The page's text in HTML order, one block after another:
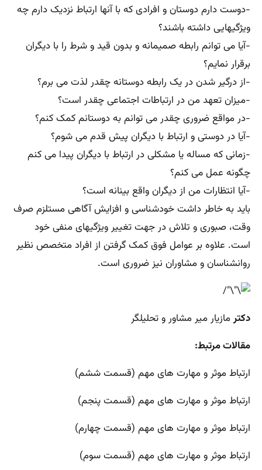
-دوست دارم دوستان و افرادی که با آنها ارتباط نزدیک دارم چه
ویژگیهایی داشته باشند؟
-آیا می توانم رابطه صمیمانه و بدون قید و شرط را با دیگران
برقرار نمایم؟
-از درگیر شدن در یک رابطه دوستانه چقدر لذت می برم؟
-میزان تعهد من در ارتباطات اجتماعی چقدر است؟
-در مواقع ضروری چقدر می توانم به دوستانم کمک کنم؟
-آیا در دوستی و ارتباط با دیگران پیش قدم می شوم؟
-زمانی که مساله یا مشکلی در ارتباط با دیگران پیدا می کنم
چگونه عمل می کنم؟
-آیا انتظارات من از دیگران واقع بینانه است؟
باید به خاطر داشت خودشناسی و افزایش آگاهی مستلزم صرف
وقت، صبوری و تلاش در جهت تغییر ویژگیهای منفی خود
است. علاوه بر عوامل فوق کمک گرفتن از افراد متخصص نظیر
روانشناسان و مشاوران نیز ضروری است.
دکترمازیار میر مشاور و تحلیلگر
مقالات مرتبط:
ارتباط موثر و مهارت های مهم (قسمت ششم)
ارتباط موثر و مهارت های مهم (قسمت پنجم)
ارتباط موثر و مهارت های مهم (قسمت چهارم)
ارتباط موثر و مهارت های مهم (قسمت سوم)